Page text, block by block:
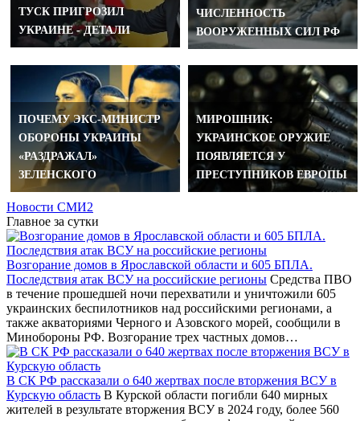
ТУСК ПРИГРОЗИЛ
УКРАИНЕ - ДЕТАЛИ
ЧИСЛЕННОСТЬ
ВООРУЖЕННЫХ СИЛ РФ
ПОЧЕМУ ЭКС-МИНИСТР
ОБОРОНЫ УКРАИНЫ
«РАЗДРАЖАЛ»
ЗЕЛЕНСКОГО
МИРОШНИК:
УКРАИНСКОЕ ОРУЖИЕ
ПОЯВЛЯЕТСЯ У
ПРЕСТУПНИКОВ ЕВРОПЫ
Новости СМИ2
Главное за сутки
Возгорание домов в Ярославской области и 605 БПЛА.
Последствия атак ВСУ на российские регионы Средства ПВО
в течение прошедшей ночи перехватили и уничтожили 605
украинских беспилотников над российскими регионами, а
также акваториями Черного и Азовского морей, сообщили в
Минобороны РФ. Возгорание трех частных домов…
В СК РФ рассказали о 640 жертвах после вторжения ВСУ в
Курскую область В Курской области погибли 640 мирных
жителей в результате вторжения ВСУ в 2024 году, более 560